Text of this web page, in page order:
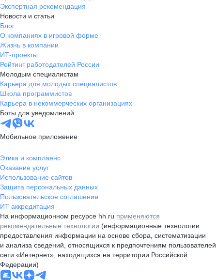
Экспертная рекомендация
Новости и статьи
Блог
О компаниях в игровой форме
Жизнь в компании
ИТ-проекты
Рейтинг работодателей России
Молодым специалистам
Карьера для молодых специалистов
Школа программистов
Карьера в некоммерческих организациях
Боты для уведомлений
Мобильное приложение
Этика и комплаенс
Оказание услуг
Использование сайтов
Защита персональных данных
Пользовательское соглашение
ИТ аккредитация
На информационном ресурсе hh.ru применяются
рекомендательные технологии (информационные технологии
предоставления информации на основе сбора, систематизации
и анализа сведений, относящихся к предпочтениям пользователей
сети «Интернет», находящихся на территории Российской
Федерации)